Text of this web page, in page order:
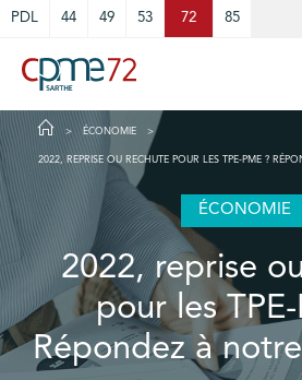
PDL 44 49 53 72 85
ÉCONOMIE
2022, REPRISE OU RECHUTE POUR LES TPE-PME ?
ÉCONOMIE
2022, reprise
pour les
Répondez à
Cookies management panel